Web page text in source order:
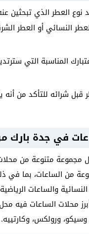
نوع العطر الذي تبحثين
النسائي أو العطر
المناسبة التي
قبل شرائه للتأكد من
في جدة بارك
مجموعة متنوعة من
من الساعات، بما في
والساعات
محلات الساعات فيه محل
وسيكو، ورولكس، وكارتييه.